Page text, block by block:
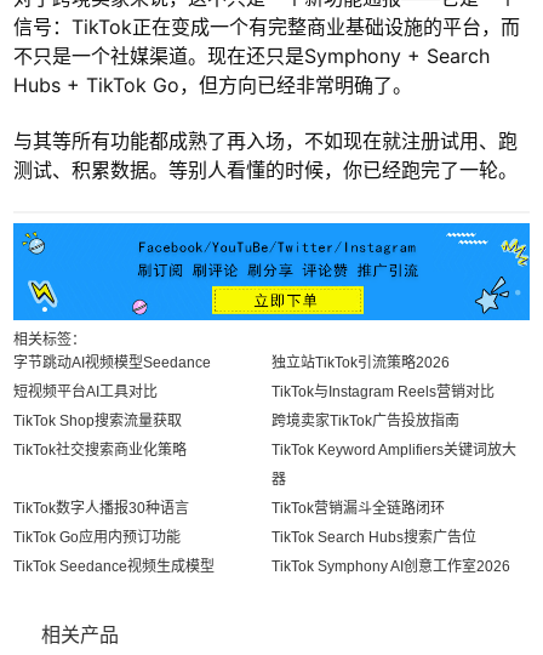
信号：TikTok正在变成一个有完整商业基础设施的平台，而
不只是一个社媒渠道。现在还只是Symphony + Search
Hubs + TikTok Go，但方向已经非常明确了。
与其等所有功能都成熟了再入场，不如现在就注册试用、跑
测试、积累数据。等别人看懂的时候，你已经跑完了一轮。
相关标签：
字节跳动AI视频模型Seedance
独立站TikTok引流策略2026
短视频平台AI工具对比
TikTok与Instagram Reels营销对比
TikTok Shop搜索流量获取
跨境卖家TikTok广告投放指南
TikTok社交搜索商业化策略
TikTok Keyword Amplifiers关键词放大
器
TikTok数字人播报30种语言
TikTok营销漏斗全链路闭环
TikTok Go应用内预订功能
TikTok Search Hubs搜索广告位
TikTok Seedance视频生成模型
TikTok Symphony AI创意工作室2026
相关产品